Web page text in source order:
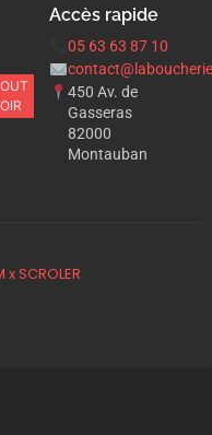
Accès rapide
05 63 63 87 10
450 Av. de
Gasseras
82000
Montauban
x SCROLER